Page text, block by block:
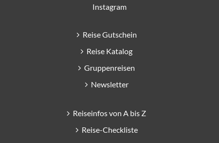
Reise Gutschein
Reise Katalog
Gruppenreisen
Newsletter
Instagram
Reiseinfos von A bis Z
Reise-Checkliste